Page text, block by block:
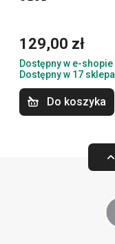
Komplet sól-
129,00 zł
Dostępny w e-shopie
Dostępny w 17
Do koszyka